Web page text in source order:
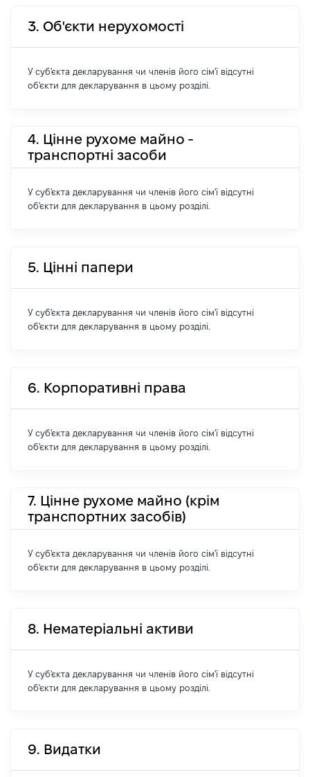
3. Об'єкти нерухомості
У суб'єкта декларування чи членів його сім'ї відсутні
об'єкти для декларування в цьому розділі.
4. Цінне рухоме майно -
транспортні засоби
У суб'єкта декларування чи членів його сім'ї відсутні
об'єкти для декларування в цьому розділі.
5. Цінні папери
У суб'єкта декларування чи членів його сім'ї відсутні
об'єкти для декларування в цьому розділі.
6. Корпоративні права
У суб'єкта декларування чи членів його сім'ї відсутні
об'єкти для декларування в цьому розділі.
7. Цінне рухоме майно (крім
транспортних засобів)
У суб'єкта декларування чи членів його сім'ї відсутні
об'єкти для декларування в цьому розділі.
8. Нематеріальні активи
У суб'єкта декларування чи членів його сім'ї відсутні
об'єкти для декларування в цьому розділі.
9. Видатки